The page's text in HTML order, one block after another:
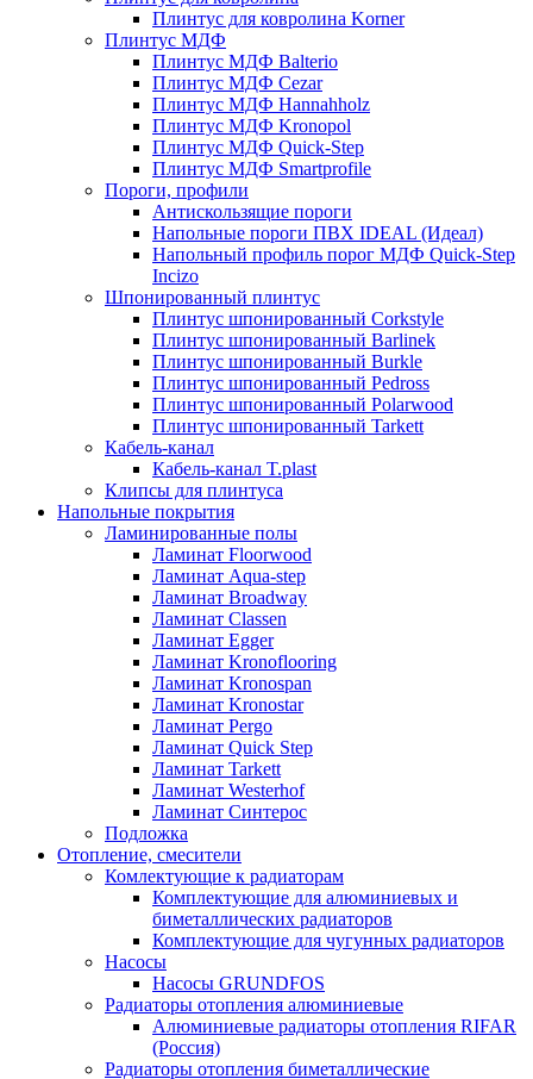
Плинтус для ковролина Korner
Плинтус МДФ
Плинтус МДФ Balterio
Плинтус МДФ Cezar
Плинтус МДФ Hannahholz
Плинтус МДФ Kronopol
Плинтус МДФ Quick-Step
Плинтус МДФ Smartprofile
Пороги, профили
Антискользящие пороги
Напольные пороги ПВХ IDEAL (Идеал)
Напольный профиль порог МДФ Quick-Step
Incizo
Шпонированный плинтус
Плинтус шпонированный Corkstyle
Плинтус шпонированный Barlinek
Плинтус шпонированный Burkle
Плинтус шпонированный Pedross
Плинтус шпонированный Polarwood
Плинтус шпонированный Tarkett
Кабель-канал
Кабель-канал T.plast
Клипсы для плинтуса
Напольные покрытия
Ламинированные полы
Ламинат Floorwood
Ламинат Aqua-step
Ламинат Broadway
Ламинат Classen
Ламинат Egger
Ламинат Kronoflooring
Ламинат Kronospan
Ламинат Kronostar
Ламинат Pergo
Ламинат Quick Step
Ламинат Tarkett
Ламинат Westerhof
Ламинат Синтерос
Подложка
Отопление, смесители
Комлектующие к радиаторам
Комплектующие для алюминиевых и
биметаллических радиаторов
Комплектующие для чугунных радиаторов
Насосы
Насосы GRUNDFOS
Радиаторы отопления алюминиевые
Алюминиевые радиаторы отопления RIFAR
(Россия)
Радиаторы отопления биметаллические